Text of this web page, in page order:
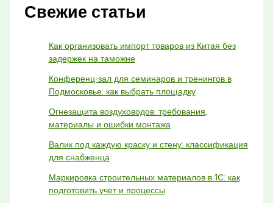
Свежие статьи
Как организовать импорт товаров из Китая без
задержек на таможне
Конференц-зал для семинаров и тренингов в
Подмосковье: как выбрать площадку
Огнезащита воздуховодов: требования,
материалы и ошибки монтажа
Валик под каждую краску и стену: классификация
для снабженца
Маркировка строительных материалов в 1С: как
подготовить учет и процессы